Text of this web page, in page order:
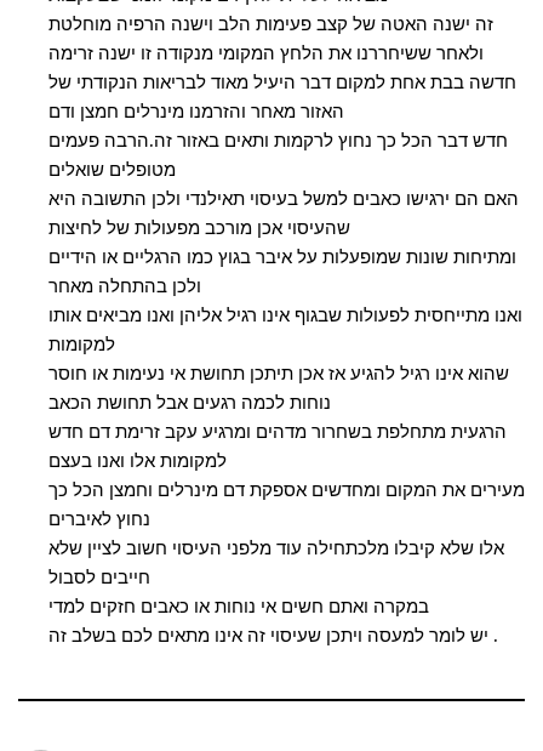
זה ישנה האטה של קצב פעימות הלב וישנה הרפיה מוחלטת
ולאחר ששיחררנו את הלחץ המקומי מנקודה זו ישנה זרימה
חדשה בבת אחת למקום דבר היעיל מאוד לבריאות הנקודתי של
האזור מאחר והזרמנו מינרלים חמצן ודם
חדש דבר הכל כך נחוץ לרקמות ותאים באזור זה.הרבה פעמים
מטופלים שואלים
האם הם ירגישו כאבים למשל בעיסוי תאילנדי ולכן התשובה היא
שהעיסוי אכן מורכב מפעולות של לחיצות
ומתיחות שונות שמופעלות על איבר בגוץ כמו הרגליים או הידיים
ולכן בהתחלה מאחר
ואנו מתייחסית לפעולות שבגוף אינו רגיל אליהן ואנו מביאים אותו
למקומות
שהוא אינו רגיל להגיע אז אכן תיתכן תחושת אי נעימות או חוסר
נוחות לכמה רגעים אבל תחושת הכאב
הרגעית מתחלפת בשחרור מדהים ומרגיע עקב זרימת דם חדש
למקומות אלו ואנו בעצם
מעירים את המקום ומחדשים אספקת דם מינרלים וחמצן הכל כך
נחוץ לאיברים
אלו שלא קיבלו מלכתחילה עוד מלפני העיסוי חשוב לציין שלא
חייבים לסבול
במקרה ואתם חשים אי נוחות או כאבים חזקים למדי
יש לומר למעסה ויתכן שעיסוי זה אינו מתאים לכם בשלב זה .